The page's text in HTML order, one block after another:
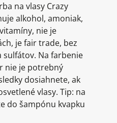
na vlasy Crazy
alkohol, amoniak,
nie je
je fair trade, bez
sulfátov. Na farbenie
nie je potrebný
dosiahnete, ak
vlasy. Tip: na
do šampónu kvapku